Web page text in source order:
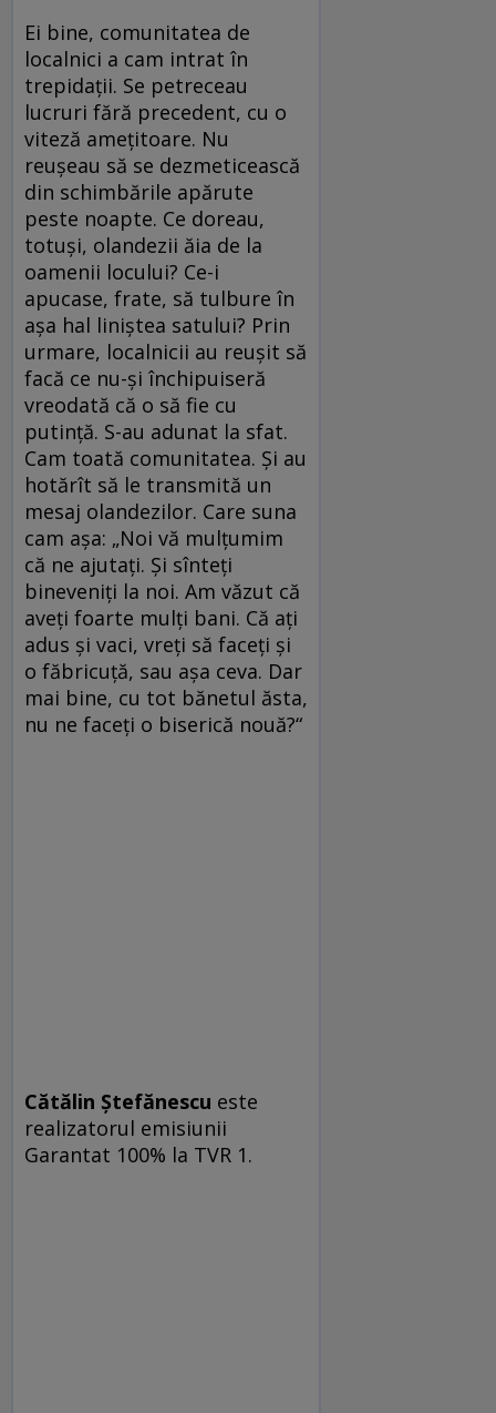
Ei bine, comunitatea de
localnici a cam intrat în
trepidații. Se petreceau
lucruri fără precedent, cu o
viteză amețitoare. Nu
reușeau să se dezmeticească
din schimbările apărute
peste noapte. Ce doreau,
totuși, olandezii ăia de la
oamenii locului? Ce-i
apucase, frate, să tulbure în
așa hal liniștea satului? Prin
urmare, localnicii au reușit să
facă ce nu-și închipuiseră
vreodată că o să fie cu
putință. S-au adunat la sfat.
Cam toată comunitatea. Și au
hotărît să le transmită un
mesaj olandezilor. Care suna
cam așa: „Noi vă mulțumim
că ne ajutați. Și sînteți
bineveniți la noi. Am văzut că
aveți foarte mulți bani. Că ați
adus și vaci, vreți să faceți și
o făbricuță, sau așa ceva. Dar
mai bine, cu tot bănetul ăsta,
nu ne faceți o biserică nouă?“
Cătălin Ștefănescu este
realizatorul emisiunii
Garantat 100% la TVR 1.